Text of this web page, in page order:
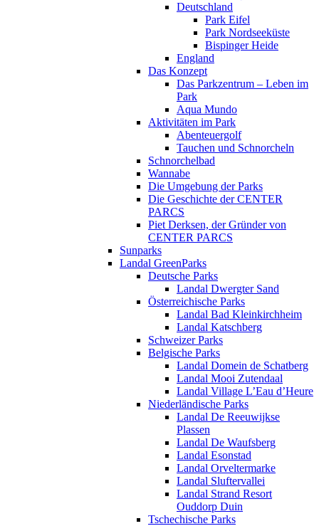
Deutschland
Park Eifel
Park Nordseeküste
Bispinger Heide
England
Das Konzept
Das Parkzentrum – Leben im
Park
Aqua Mundo
Aktivitäten im Park
Abenteuergolf
Tauchen und Schnorcheln
Schnorchelbad
Wannabe
Die Umgebung der Parks
Die Geschichte der CENTER
PARCS
Piet Derksen, der Gründer von
CENTER PARCS
Sunparks
Landal GreenParks
Deutsche Parks
Landal Dwergter Sand
Österreichische Parks
Landal Bad Kleinkirchheim
Landal Katschberg
Schweizer Parks
Belgische Parks
Landal Domein de Schatberg
Landal Mooi Zutendaal
Landal Village L’Eau d’Heure
Niederländische Parks
Landal De Reeuwijkse
Plassen
Landal De Waufsberg
Landal Esonstad
Landal Orveltermarke
Landal Sluftervallei
Landal Strand Resort
Ouddorp Duin
Tschechische Parks